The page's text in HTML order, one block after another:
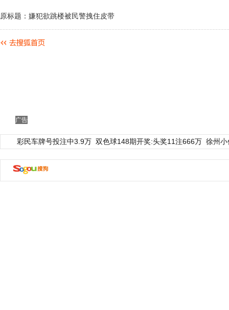
原标题：嫌犯欲跳楼被民警拽住皮带
广告
彩民车牌号投注中3.9万 双色球148期开奖:头奖11注666万 徐州